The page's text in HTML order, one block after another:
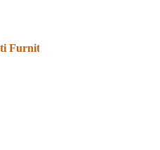
- Kami Menjual dan